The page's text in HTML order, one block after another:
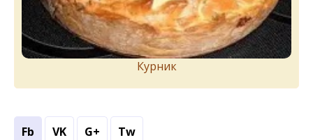
Курник
Fb VK G+ Tw